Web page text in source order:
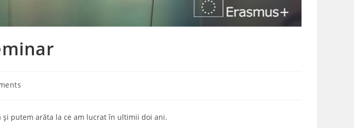
și putem arăta la ce am lucrat în ultimii doi ani.